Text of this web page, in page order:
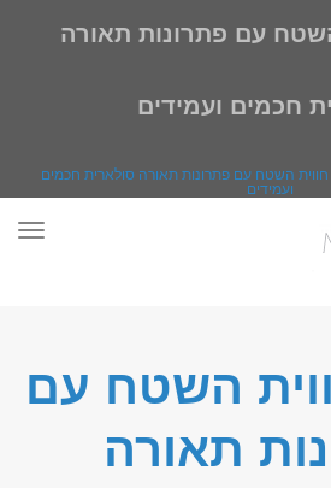
עם פתרונות תאורה
חכמים ועמידים
חווית השטח עם פתרונות תאורה סולארית חכמים
ועמידים
השטח עם
תאורה